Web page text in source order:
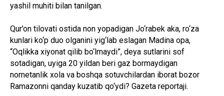
yashil muhiti bilan tanilgan.
Qur’on tilovati ostida non yopadigan Jo‘rabek aka, ro‘za
kunlari ko‘p duo olganini yig‘lab eslagan Madina opa,
“Oqlikka xiyonat qilib bo‘lmaydi”, deya sutlarini sof
sotadigan, uyiga 20 yildan beri gaz bormaydigan
nometanlik xola va boshqa sotuvchilardan iborat bozor
Ramazonni qanday kuzatib qo‘ydi? Gazeta reportaji.